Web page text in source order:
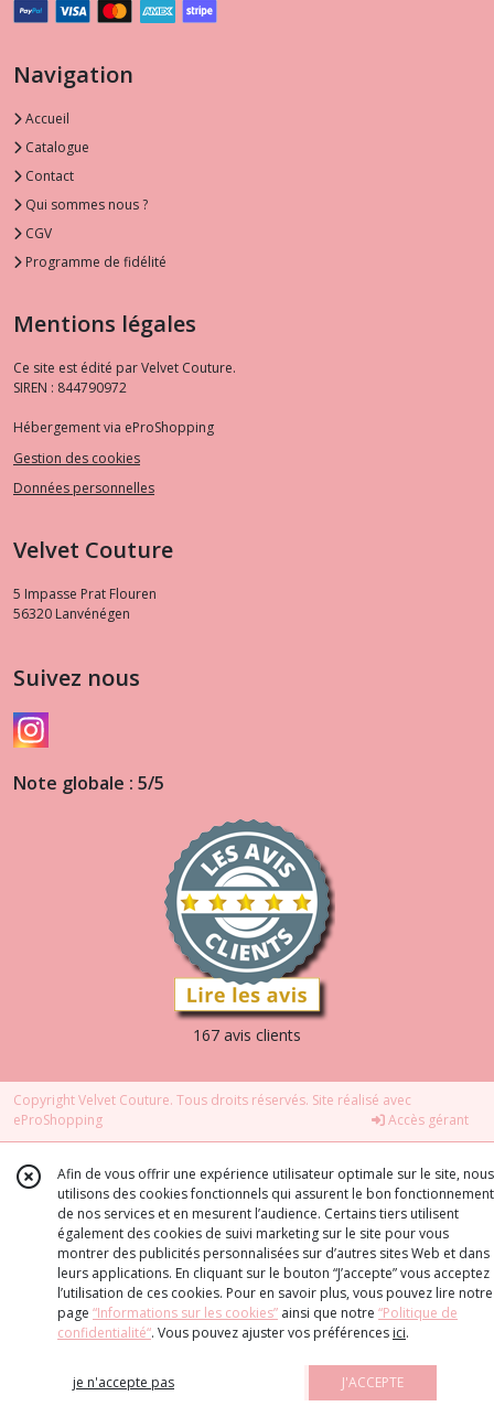
Navigation
Accueil
Catalogue
Contact
Qui sommes nous ?
CGV
Programme de fidélité
Mentions légales
Ce site est édité par Velvet Couture.
SIREN : 844790972
Hébergement via eProShopping
Gestion des cookies
Données personnelles
Velvet Couture
5 Impasse Prat Flouren
56320 Lanvénégen
Suivez nous
Note globale : 5/5
167 avis clients
Copyright Velvet Couture. Tous droits réservés. Site réalisé avec
eProShopping
Accès gérant
Afin de vous offrir une expérience utilisateur optimale sur le site, nous
utilisons des cookies fonctionnels qui assurent le bon fonctionnement
de nos services et en mesurent l’audience. Certains tiers utilisent
également des cookies de suivi marketing sur le site pour vous
montrer des publicités personnalisées sur d’autres sites Web et dans
leurs applications. En cliquant sur le bouton “J’accepte” vous acceptez
l’utilisation de ces cookies. Pour en savoir plus, vous pouvez lire notre
page “Informations sur les cookies” ainsi que notre “Politique de
confidentialité“. Vous pouvez ajuster vos préférences ici.
je n'accepte pas J'ACCEPTE